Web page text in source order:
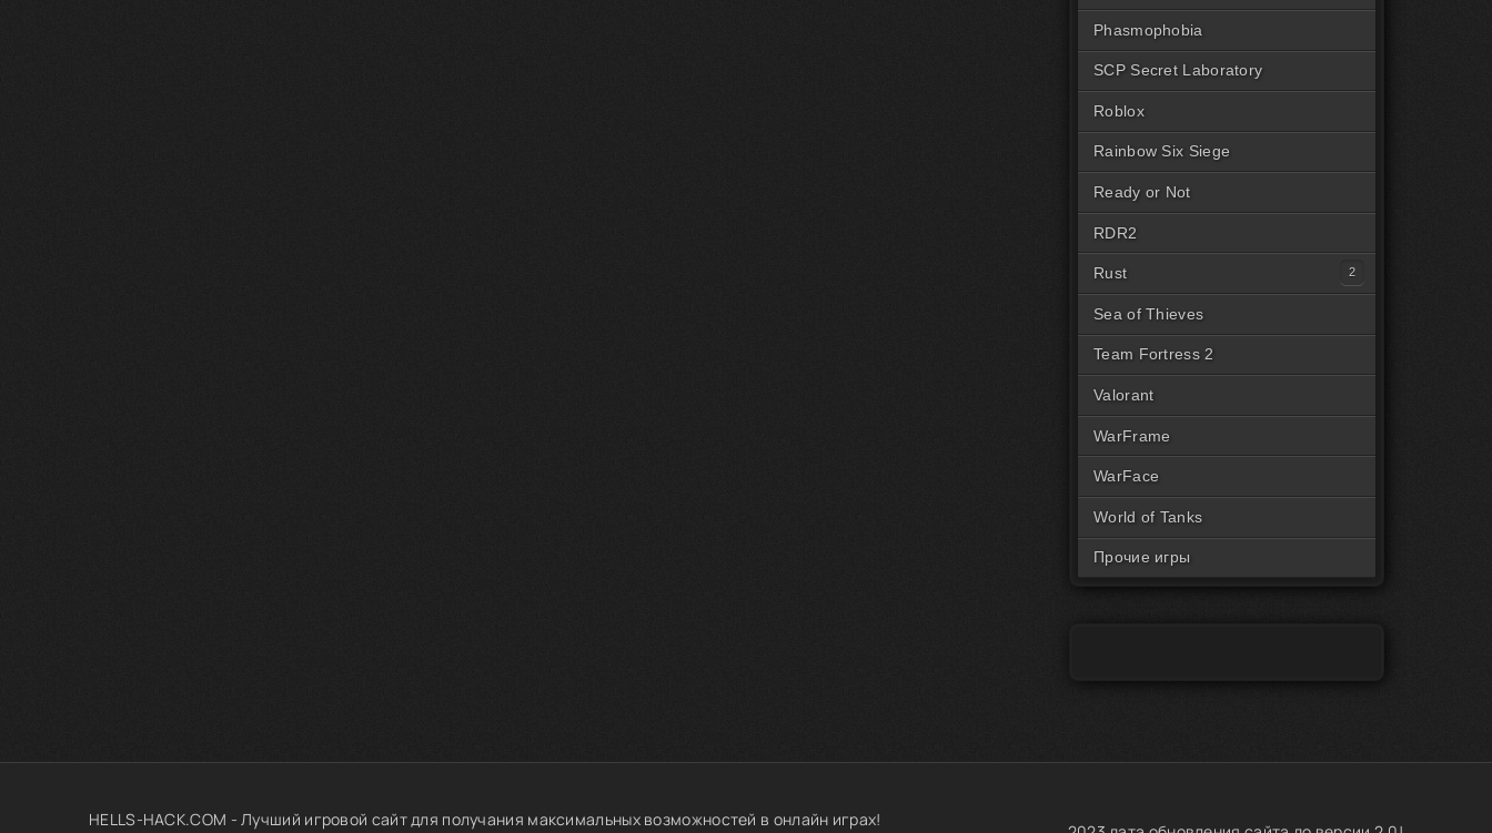
Phasmophobia
SCP Secret Laboratory
Roblox
Rainbow Six Siege
Ready or Not
RDR2
Rust
Читы на Rust Steam
Читы на Rust Пиратка
Sea of Thieves
Team Fortress 2
Valorant
WarFrame
WarFace
World of Tanks
Прочие игры
HELLS-HACK.COM - Лучший игровой сайт для получания максимальных возможностей в онлайн играх!